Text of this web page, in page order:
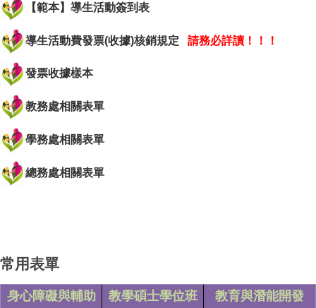
【範本】導生活動簽到表
導生活動費發票(收據)核銷規定 請務必詳讀！！！
發票收據樣本
教務處相關表單
學務處相關表單
總務處相關表單
常用表單
身心障礙與輔助
教學碩士學位班
教育與潛能開發